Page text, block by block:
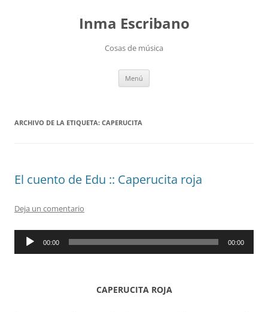
Inma Escribano
Cosas de música
Menú
ARCHIVO DE LA ETIQUETA: CAPERUCITA
El cuento de Edu :: Caperucita roja
Deja un comentario
Reproductor
00:00 00:00
CAPERUCITA ROJA